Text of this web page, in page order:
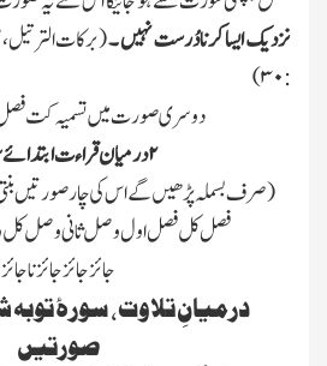
نزدیک ایسا کرنا دُرست نہیں ۔(برکات
:۳۰)
دوسری صورت میں تسمیہ کت
۲درمیان قراءت
(صرف بسملہ پڑھیں گے اس کی چار صورتیں بنتی
فصل کل فصل اول وصل ثانی وصل کل
جائز جائز جائز نا جائز
درمیانِ تلاوت، سورۂ
صورتیں